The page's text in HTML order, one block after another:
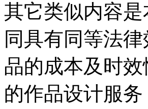
其它类似内容
同具有同等法
品的成本及时
的作品设计服